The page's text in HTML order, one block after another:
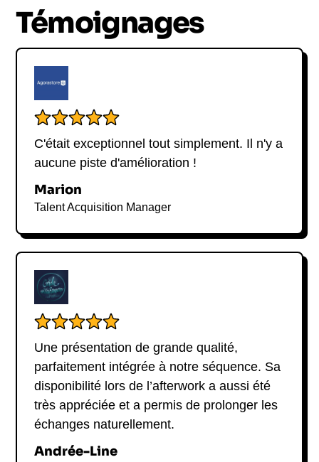
expérience de vie et de travail dans 10 villes
réparties sur 3 continents, Roger Spitz apporte une
Témoignages
C'était exceptionnel tout simplement. Il n'y a
aucune piste d'amélioration !
Marion
Talent Acquisition Manager
Une présentation de grande qualité,
parfaitement intégrée à notre séquence. Sa
disponibilité lors de l’afterwork a aussi été
très appréciée et a permis de prolonger les
échanges naturellement.
Andrée-Line